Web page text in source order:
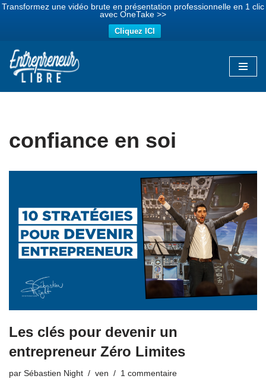
Transformez une vidéo brute en présentation professionnelle en 1 clic
avec OneTake >>
Cliquez ICI
Aller
confiance en soi
Les clés pour devenir un
entrepreneur Zéro Limites
par Sébastien Night ven 1 commentaire